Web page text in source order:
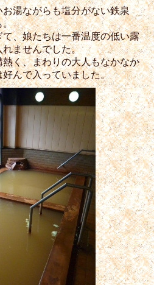
湯ながらも塩分がない鉄泉
。
、娘たちは一番温度の低い露
ませんでした。
く、まわりの大人もなかなか
んで入っていました。